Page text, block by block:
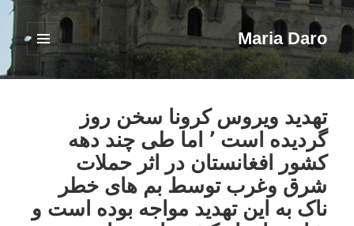
Maria Daro
فهرست
ابزارک‌ها
تهدید ویروس کرونا سخن روز
گردیده است ٬ اما طی چند دهه
کشور افغانستان در اثر حملات
شرق وغرب توسط بم های خطر
ناک به این تهدید مواجه بوده است و